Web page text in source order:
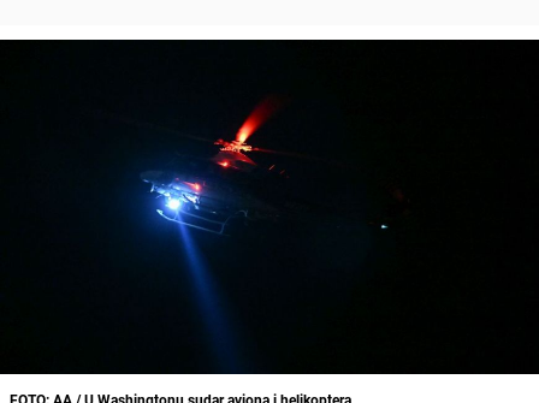
FOTO: AA / U Washingtonu sudar aviona i helikoptera